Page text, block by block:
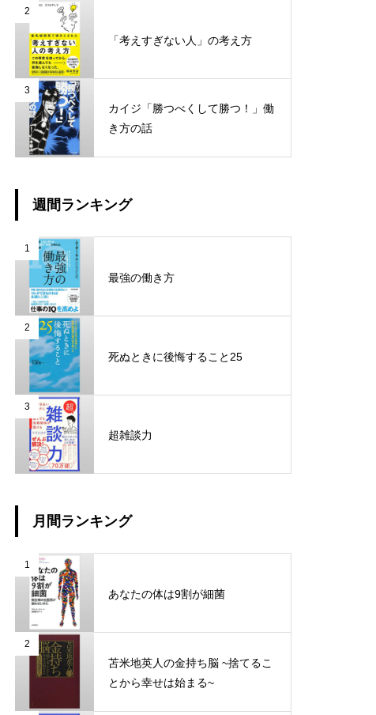
2%を稼ぐランディングページの
作り方
日本の真相！知らないと「殺さ
ビジネスで圧勝できる脳科学
2
「考えすぎない人」の考え方
3
カイジ「勝つべくして勝つ！」働
き方の話
週間ランキング
1
最強の働き方
2
死ぬときに後悔すること25
3
超雑談力
月間ランキング
1
あなたの体は9割が細菌
2
苫米地英人の金持ち脳 ~捨てるこ
とから幸せは始まる~
好きなことしか本気になれな
ル仕事術
反応しない練習 あらゆる悩み
と」の見つけ方